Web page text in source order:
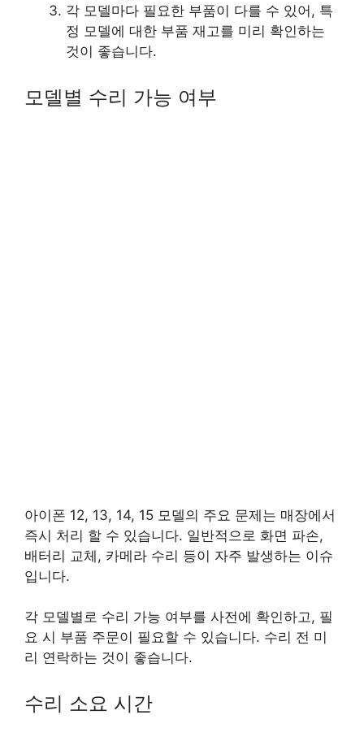
각 모델마다 필요한 부품이 다를 수 있어, 특
정 모델에 대한 부품 재고를 미리 확인하는
것이 좋습니다.
모델별 수리 가능 여부
아이폰 12, 13, 14, 15 모델의 주요 문제는 매장에서
즉시 처리 할 수 있습니다. 일반적으로 화면 파손,
배터리 교체, 카메라 수리 등이 자주 발생하는 이슈
입니다.
각 모델별로 수리 가능 여부를 사전에 확인하고, 필
요 시 부품 주문이 필요할 수 있습니다. 수리 전 미
리 연락하는 것이 좋습니다.
수리 소요 시간